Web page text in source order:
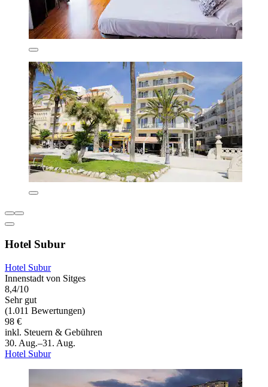
Hotel Subur
Hotel Subur
Innenstadt von Sitges
8,4/10
Sehr gut
(1.011 Bewertungen)
98 €
inkl. Steuern & Gebühren
30. Aug.–31. Aug.
Hotel Subur